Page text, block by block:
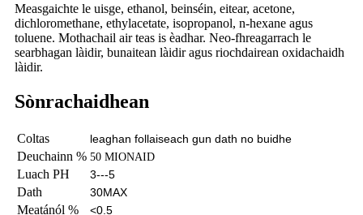
Measgaichte le uisge, ethanol, beinséin, eitear, acetone,
dichloromethane, ethylacetate, isopropanol, n-hexane agus
toluene. Mothachail air teas is èadhar. Neo-fhreagarrach le
searbhagan làidir, bunaitean làidir agus riochdairean oxidachaidh
làidir.
Sònrachaidhean
Coltas leaghan follaiseach gun dath no buidhe
Deuchainn % 50 MIONAID
Luach PH 3---5
Dath 30MAX
Meatánól % <0.5